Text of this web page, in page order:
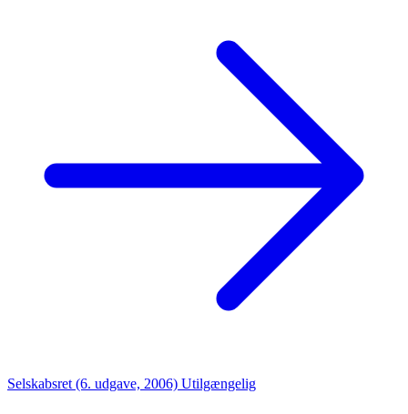
Selskabsret (6. udgave, 2006) Utilgængelig